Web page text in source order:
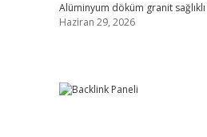
Alüminyum döküm granit sağlıklı
Haziran 29, 2026